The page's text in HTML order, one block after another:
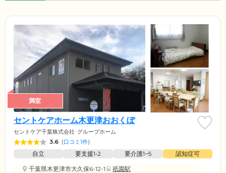
満室
セントケアホーム木更津おおくぼ
セントケア千葉株式会社 グループホーム
3.6 (口コミ1件)
自立 要支援1•2 要介護1~5
認知症可
千葉県木更津市大久保6-12-1
祇園駅